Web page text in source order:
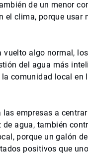
de un menor
clima, porque usar
vuelto algo normal,
del agua más
comunidad local
empresas a
agua, también
porque un galón
positivos que